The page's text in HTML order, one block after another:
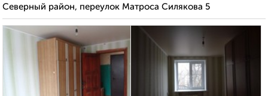
Северный район, переулок Матроса Силякова 5